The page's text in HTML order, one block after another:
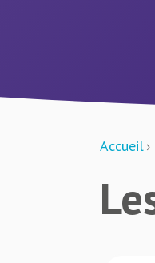
Accueil